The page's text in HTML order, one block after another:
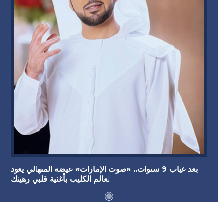
بعد غياب 9 سنوات.. «صوت الإمارات» عيضة المنهالي يعود
لعالم الكليب بأغنية قلبي رهينك